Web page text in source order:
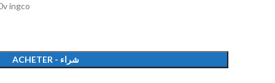
ingco
ACHETER - شراء